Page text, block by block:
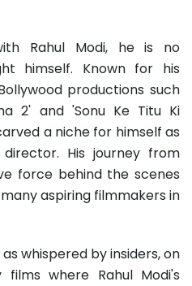
Rahul Modi, he is no
himself. Known for his
productions such
2' and 'Sonu Ke Titu Ki
a niche for himself as
His journey from
force behind the scenes
aspiring filmmakers in
whispered by insiders, on
where Rahul Modi's